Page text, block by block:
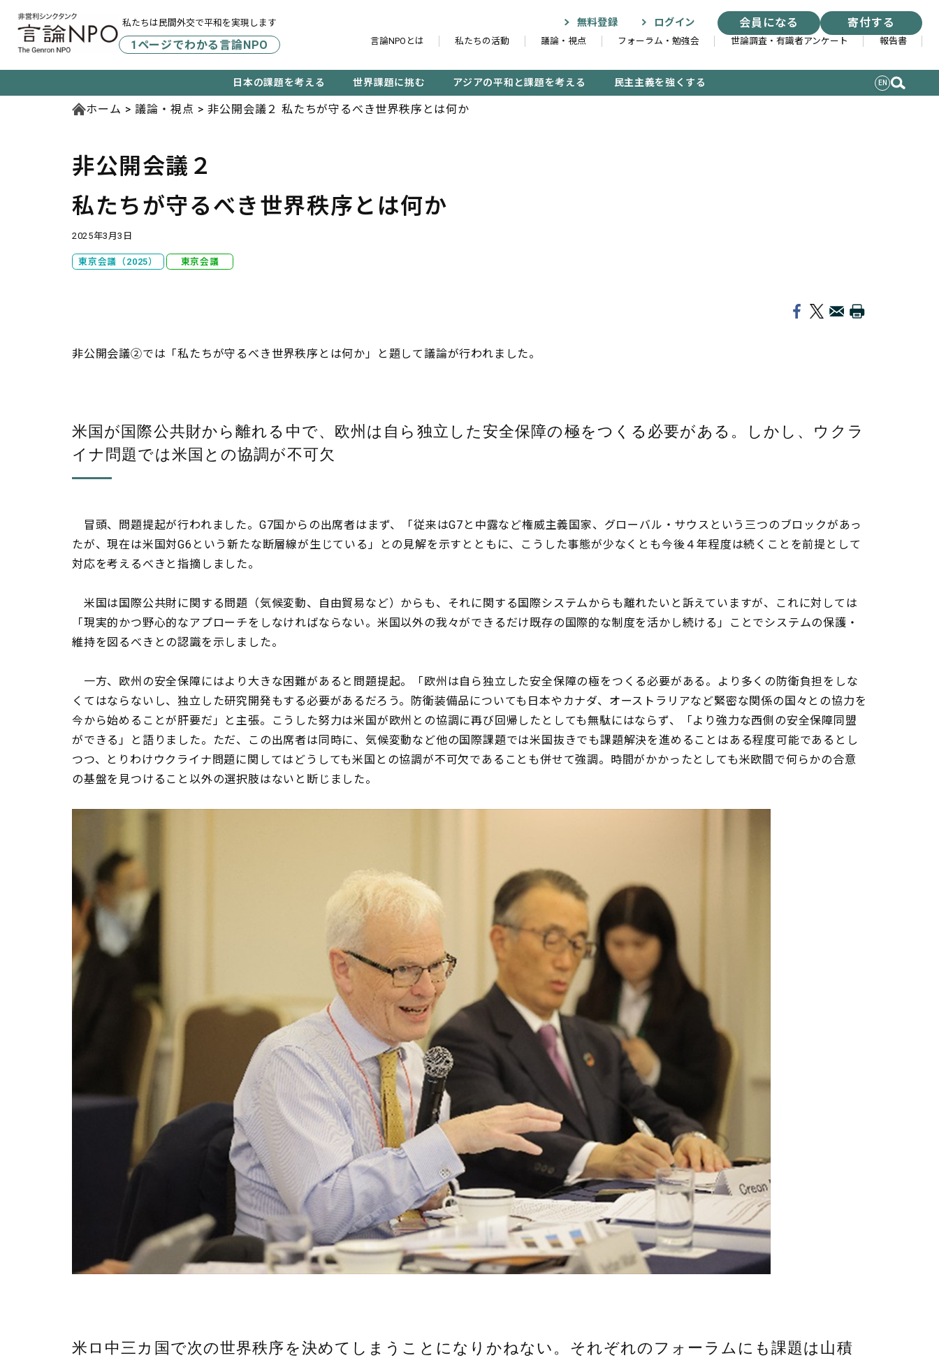
私たちは民間外交で平和を実現します
1ページでわかる言論NPO
無料登録 ログイン 会員になる 寄付する
言論NPOとは 私たちの活動 議論・視点 フォーラム・勉強会 世論調査・有識者アンケート 報告書
日本の課題を考える 世界課題に挑む アジアの平和と課題を考える 民主主義を強くする EN
ホーム 議論・視点 非公開会議２ 私たちが守るべき世界秩序とは何か
非公開会議２
私たちが守るべき世界秩序とは何か
2025年3月3日
東京会議（2025） 東京会議
非公開会議②では「私たちが守るべき世界秩序とは何か」と題して議論が行われました。
米国が国際公共財から離れる中で、欧州は自ら独立した安全保障の極をつくる必要がある。しかし、ウクラ
イナ問題では米国との協調が不可欠
冒頭、問題提起が行われました。G7国からの出席者はまず、「従来はG7と中露など権威主義国家、グローバル・サウスという三つのブロックがあっ
たが、現在は米国対G6という新たな断層線が生じている」との見解を示すとともに、こうした事態が少なくとも今後４年程度は続くことを前提として
対応を考えるべきと指摘しました。
米国は国際公共財に関する問題（気候変動、自由貿易など）からも、それに関する国際システムからも離れたいと訴えていますが、これに対しては
「現実的かつ野心的なアプローチをしなければならない。米国以外の我々ができるだけ既存の国際的な制度を活かし続ける」ことでシステムの保護・
維持を図るべきとの認識を示しました。
一方、欧州の安全保障にはより大きな困難があると問題提起。「欧州は自ら独立した安全保障の極をつくる必要がある。より多くの防衛負担をしな
くてはならないし、独立した研究開発もする必要があるだろう。防衛装備品についても日本やカナダ、オーストラリアなど緊密な関係の国々との協力を
今から始めることが肝要だ」と主張。こうした努力は米国が欧州との協調に再び回帰したとしても無駄にはならず、「より強力な西側の安全保障同盟
ができる」と語りました。ただ、この出席者は同時に、気候変動など他の国際課題では米国抜きでも課題解決を進めることはある程度可能であるとし
つつ、とりわけウクライナ問題に関してはどうしても米国との協調が不可欠であることも併せて強調。時間がかかったとしても米欧間で何らかの合意
の基盤を見つけること以外の選択肢はないと断じました。
米ロ中三カ国で次の世界秩序を決めてしまうことになりかねない。それぞれのフォーラムにも課題は山積